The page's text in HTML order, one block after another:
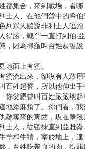
都集合，來到戰場，看
士人、在他們營中的希
列眾人聽說非利士人逃跑
勝，戰爭一直打到伯‧亞
，因為掃羅叫百姓起誓
地面上有蜜。
蜜流出來，卻沒有人敢用
百姓起誓，所以他伸出
你父親曾叫百姓嚴嚴地
地添麻煩了。你們看，我
敵奪來的東西，現在擊殺
士人，從密抹直到亞雅崙
羊和牛犢，宰於地上，連
，百姓吃帶血的肉，得